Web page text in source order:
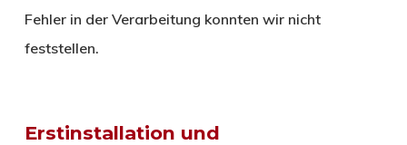
Fehler in der Verarbeitung konnten wir nicht
feststellen.
Erstinstallation und